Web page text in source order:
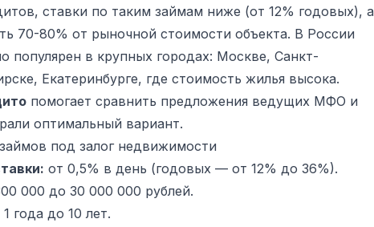
ставки по таким займам ниже (от 12% годовых), а
70-80% от рыночной стоимости объекта. В России
популярен в крупных городах: Москве, Санкт-
Екатеринбурге, где стоимость жилья высока.
помогает сравнить предложения ведущих МФО и
оптимальный вариант.
под залог недвижимости
от 0,5% в день (годовых — от 12% до 36%).
000 до 30 000 000 рублей.
1 года до 10 лет.